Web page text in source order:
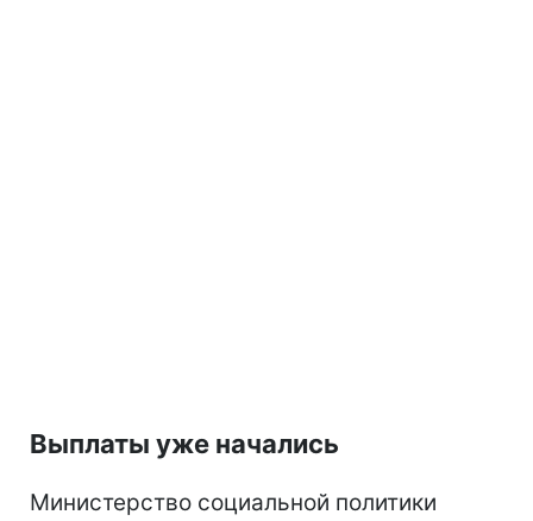
Выплаты уже начались
Министерство социальной политики